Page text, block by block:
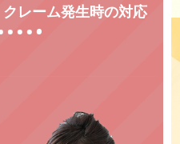
レーム発生時の対応